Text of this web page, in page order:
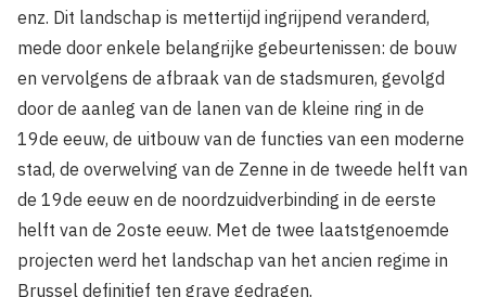
enz. Dit landschap is mettertijd ingrijpend veranderd,
mede door enkele belangrijke gebeurtenissen: de bouw
en vervolgens de afbraak van de stadsmuren, gevolgd
door de aanleg van de lanen van de kleine ring in de
19de eeuw, de uitbouw van de functies van een moderne
stad, de overwelving van de Zenne in de tweede helft van
de 19de eeuw en de noordzuidverbinding in de eerste
helft van de 2oste eeuw. Met de twee laatstgenoemde
projecten werd het landschap van het ancien regime in
Brussel definitief ten grave gedragen.